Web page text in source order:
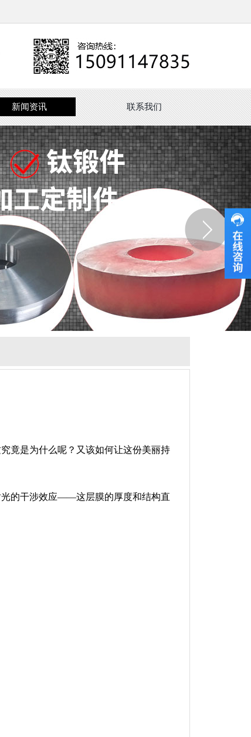
新闻资讯 联系我们
竟是为什么呢？又该如何让这份美丽持
光的干涉效应——这层膜的厚度和结构直